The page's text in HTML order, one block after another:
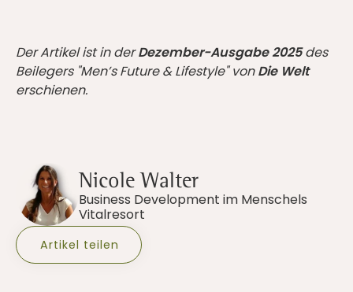
Der Artikel ist in derDezember-Ausgabe 2025des
Beilegers "Men’s Future & Lifestyle" vonDie Welt
erschienen.
Nicole Walter
Business Development im Menschels
Vitalresort
Artikel teilen